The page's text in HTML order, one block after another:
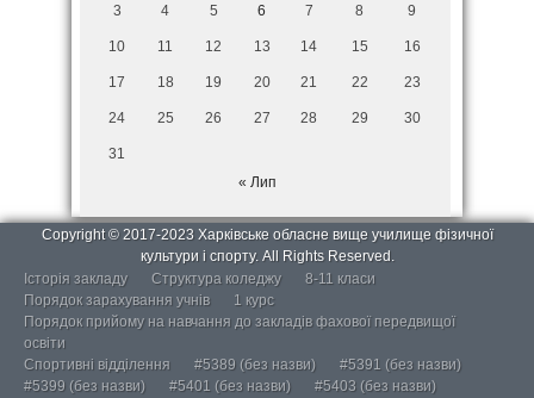
3 4 5 6 7 8 9
10 11 12 13 14 15 16
17 18 19 20 21 22 23
24 25 26 27 28 29 30
31
« Лип
Copyright © 2017-2023 Харківське обласне вище училище фізичної
культури і спорту. All Rights Reserved.
Історія закладу
Структура коледжу
8-11 класи
Порядок зарахування учнів
1 курс
Порядок прийому на навчання до закладів фахової передвищої
освіти
Спортивні відділення
#5389 (без назви)
#5391 (без назви)
#5399 (без назви)
#5401 (без назви)
#5403 (без назви)